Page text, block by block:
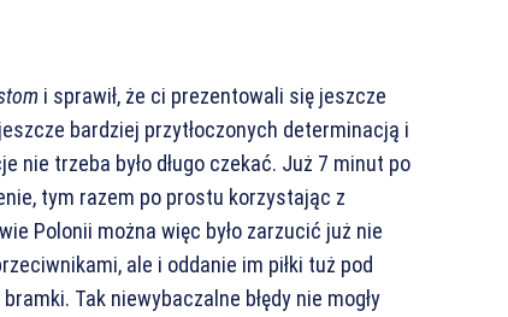
i sprawił, że ci prezentowali się jeszcze
bardziej przytłoczonych determinacją i
nie trzeba było długo czekać. Już 7 minut po
tym razem po prostu korzystając z
Polonii można więc było zarzucić już nie
ale i oddanie im piłki tuż pod
Tak niewybaczalne błędy nie mogły